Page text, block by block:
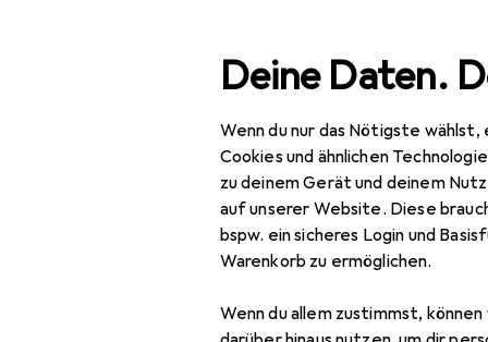
Deine Daten.
Wenn du nur das Nötigste
Cookies und ähnlichen
zu deinem Gerät und deinem
auf unserer Website. Diese
bspw. ein sicheres Login und
Warenkorb zu ermöglichen.
Wenn du allem zustimmst,
Navigation nach Kategorien Gesamtsortiment IT